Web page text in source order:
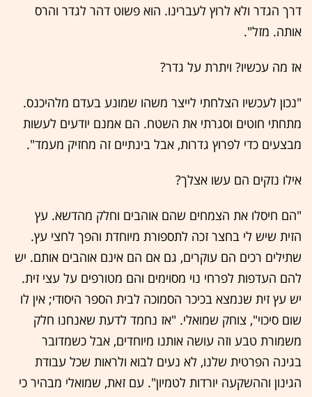
דרך הגדר ולא לרוץ לעברינו. הוא פשוט דהר לגדר והרס
אותה. מזל".
אז מה עכשיו? ויתרת על גדר?
"נכון לעכשיו הצלחתי לייצר משהו שמונע בעדם מלהיכנס.
מתחתי חוטים וסגרתי את השטח. הם אמנם יודעים לעשות
מבצעים כדי לפרוץ גדרות, אבל בינתיים זה מחזיק מעמד".
אילו נזקים הם עשו אצלך?
"הם חיסלו את הצמחים שהם אוהבים וחלק מהדשא. עץ
הזית שיש לי בחצר זכה לתספורת מיוחדת והפך לחצי עץ.
שתילים רכים הם עוקרים, גם אם הם אינם אוהבים אותם. יש
להם העדפות לפרחי נוי מסוימים והם מטורפים על עצי זית.
יש עץ זית שנמצא בכיכר הסמוכה לבית הספר היסודי; אין לו
שום סיכוי", צוחק שמואלי. "אז נחמד לדעת שאנחנו חלק
משמורת טבע וזה עושה אותנו מיוחדים, אבל כשמדובר
בגינה הפרטית שלנו, לא נעים לבוא ולראות שכל עבודת
הגינון וההשקעה יורדות לטמיון". עם זאת, שמואלי מבהיר כי